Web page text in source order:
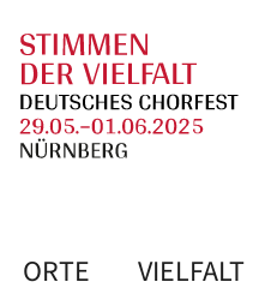
ORTE VIELFALT